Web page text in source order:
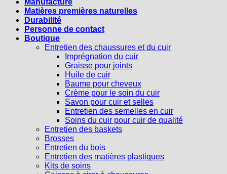
Manufacture
Matières premières naturelles
Durabilité
Personne de contact
Boutique
Entretien des chaussures et du cuir
Imprégnation du cuir
Graisse pour joints
Huile de cuir
Baume pour cheveux
Crème pour le soin du cuir
Savon pour cuir et selles
Entretien des semelles en cuir
Soins du cuir pour cuir de qualité
Entretien des baskets
Brosses
Entretien du bois
Entretien des matières plastiques
Kits de soins